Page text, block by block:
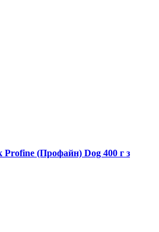
Profine (Профайн) Dog 400 г з